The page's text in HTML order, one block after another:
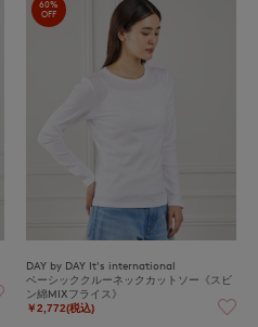
60%
OFF
DAY by DAY It's international
ベーシッククルーネックカットソー《スビ
ン綿MIXフライス》
￥2,772(税込)